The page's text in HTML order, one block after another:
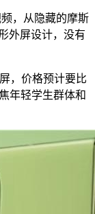
，从隐藏的摩斯
外屏设计，没有
，价格预计要比
年轻学生群体和